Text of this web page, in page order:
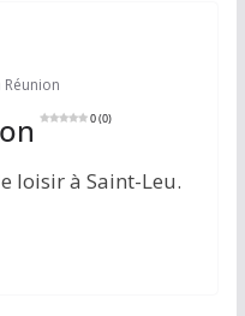
0 (0)
loisir à Saint-Leu.